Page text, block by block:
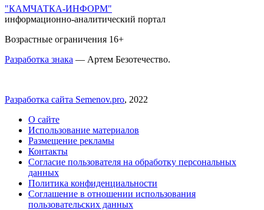
"КАМЧАТКА-ИНФОРМ"
информационно-аналитический портал
Возрастные ограничения 16+
Разработка знака — Артем Безотечество.
Разработка сайта Semenov.pro, 2022
О сайте
Использование материалов
Размещение рекламы
Контакты
Согласие пользователя на обработку персональных
данных
Политика конфиденциальности
Соглашение в отношении использования
пользовательских данных